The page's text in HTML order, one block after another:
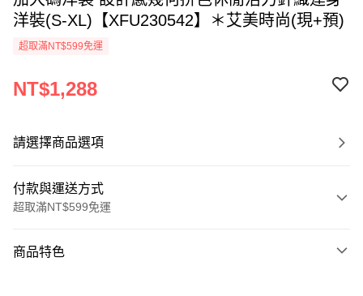
洋裝(S-XL)【XFU230542】＊艾美時尚(現+預)
超取滿NT$599免運
NT$1,288
請選擇商品選項
付款與運送方式
超取滿NT$599免運
信用卡一次付款
商品特色